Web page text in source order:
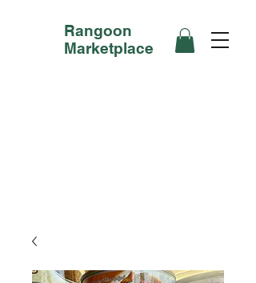
Rangoon
Marketplace